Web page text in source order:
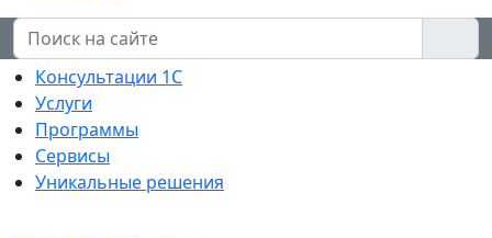
Консультации 1С
Услуги
Программы
Сервисы
Уникальные решения